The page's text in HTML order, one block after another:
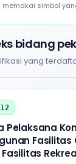
memakai simbol
bidang
yang
Pelaksana
Fasilitas